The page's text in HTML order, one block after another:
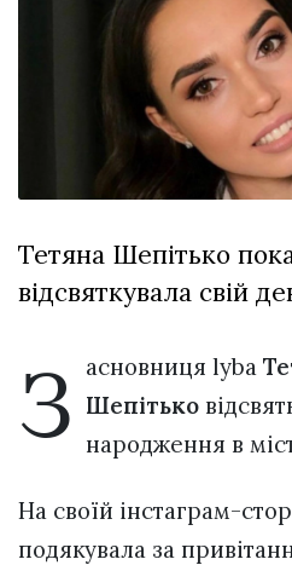
залишив у
Луцьку
три...
684 переглядів
Всі розділи
Персона
Афіша
ZONE 18+
Політика конфіденційності
Тетяна Шепітько
відсвяткувала свій
З асновниця lyba
Шепітько
народження в
На своїй інстаграм-
подякувала за